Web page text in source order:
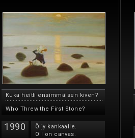
Kuka heitti ensimmäisen kiven?
Who Threw the First Stone?
1990
Öljy kankaalle.
Oil on canvas.